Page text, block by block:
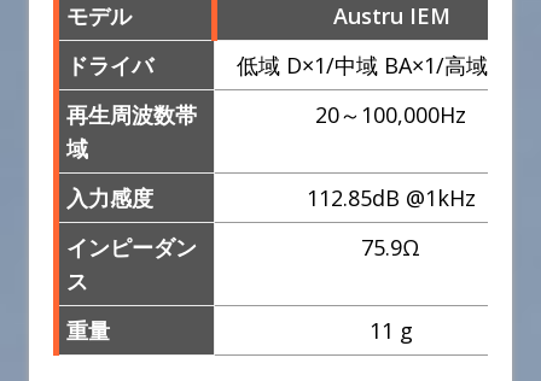
モデル
Austru IEM
ドライバ
低域 D×1/中域 BA×1/高域
再生周波数帯
域
20～100,000Hz
入力感度
112.85dB @1kHz
インピーダン
ス
75.9Ω
重量 11 g